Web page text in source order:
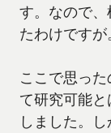
す。なので
たわけですが
ここで思っ
て研究可能
しました。